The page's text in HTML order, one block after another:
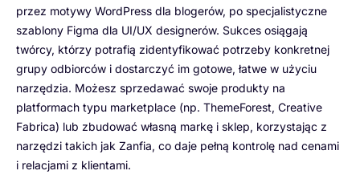
przez motywy WordPress dla blogerów, po specjalistyczne
szablony Figma dla UI/UX designerów. Sukces osiągają
twórcy, którzy potrafią zidentyfikować potrzeby konkretnej
grupy odbiorców i dostarczyć im gotowe, łatwe w użyciu
narzędzia. Możesz sprzedawać swoje produkty na
platformach typu marketplace (np. ThemeForest, Creative
Fabrica) lub zbudować własną markę i sklep, korzystając z
narzędzi takich jak Zanfia, co daje pełną kontrolę nad cenami
i relacjami z klientami.